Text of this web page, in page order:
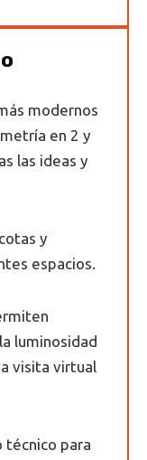
modernos
en 2 y
las ideas y
y
espacios.
luminosidad
visita virtual
técnico para